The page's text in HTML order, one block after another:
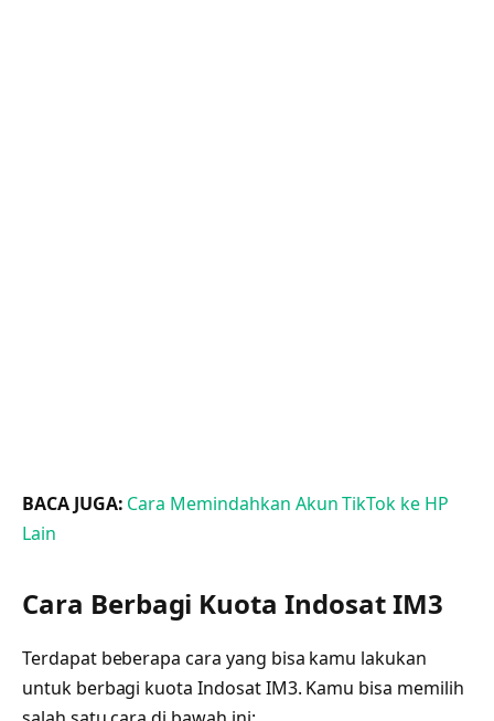
BACA JUGA: Cara Memindahkan Akun TikTok ke HP
Lain
Cara Berbagi Kuota Indosat IM3
Terdapat beberapa cara yang bisa kamu lakukan
untuk berbagi kuota Indosat IM3. Kamu bisa memilih